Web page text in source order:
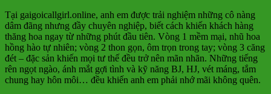
Tại gaigoicallgirl.online, anh em được trải nghiệm những cô nàng
dâm đãng nhưng đầy chuyên nghiệp, biết cách khiến khách hàng
thăng hoa ngay từ những phút đầu tiên. Vòng 1 mềm mại, nhũ hoa
hồng hào tự nhiên; vòng 2 thon gọn, ôm trọn trong tay; vòng 3 căng
đét – đặc sản khiến mọi tư thế đều trở nên mãn nhãn. Những tiếng
rên ngọt ngào, ánh mắt gợi tình và kỹ năng BJ, HJ, vét máng, tắm
chung hay hôn môi… đều khiến anh em phải nhớ mãi không quên.